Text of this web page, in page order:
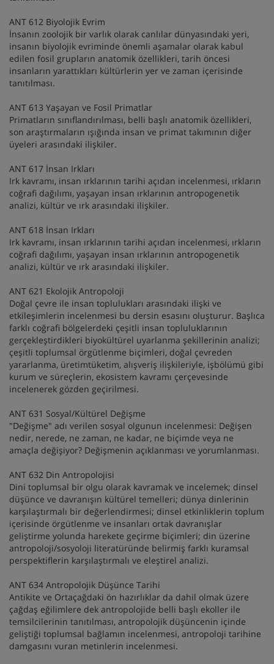
ANT 612 Biyolojik Evrim
İnsanın zoolojik bir varlık olarak canlılar dünyasındaki yeri,
insanın biyolojik evriminde önemli aşamalar olarak kabul
edilen fosil grupların anatomik özellikleri, tarih öncesi
insanların yarattıkları kültürlerin yer ve zaman içerisinde
tanıtılması.
ANT 613 Yaşayan ve Fosil Primatlar
Primatların sınıflandırılması, belli başlı anatomik özellikleri,
son araştırmaların ışığında insan ve primat takımının diğer
üyeleri arasındaki ilişkiler.
ANT 617 İnsan Irkları
Irk kavramı, insan ırklarının tarihi açıdan incelenmesi, ırkların
coğrafi dağılımı, yaşayan insan ırklarının antropogenetik
analizi, kültür ve ırk arasındaki ilişkiler.
ANT 618 İnsan Irkları
Irk kavramı, insan ırklarının tarihi açıdan incelenmesi, ırkların
coğrafi dağılımı, yaşayan insan ırklarının antropogenetik
analizi, kültür ve ırk arasındaki ilişkiler.
ANT 621 Ekolojik Antropoloji
Doğal çevre ile insan toplulukları arasındaki ilişki ve
etkileşimlerin incelenmesi bu dersin esasını oluşturur. Başlıca
farklı coğrafi bölgelerdeki çeşitli insan topluluklarının
gerçekleştirdikleri biyokültürel uyarlanma şekillerinin analizi;
çeşitli toplumsal örgütlenme biçimleri, doğal çevreden
yararlanma, üretimtüketim, alışveriş ilişkileriyle, işbölümü gibi
kurum ve süreçlerin, ekosistem kavramı çerçevesinde
incelenerek gözden geçirilmesi.
ANT 631 Sosyal/Kültürel Değişme
"Değişme" adı verilen sosyal olgunun incelenmesi: Değişen
nedir, nerede, ne zaman, ne kadar, ne biçimde veya ne
amaçla değişiyor? Değişmenin açıklanması ve yorumlanması.
ANT 632 Din Antropolojisi
Dini toplumsal bir olgu olarak kavramak ve incelemek; dinsel
düşünce ve davranışın kültürel temelleri; dünya dinlerinin
karşılaştırmalı bir değerlendirmesi; dinsel etkinliklerin toplum
içerisinde örgütlenme ve insanları ortak davranışlar
geliştirme yolunda harekete geçirme biçimleri; din üzerine
antropoloji/sosyoloji literatüründe belirmiş farklı kuramsal
perspektiflerin karşılaştırmalı ve eleştirel analizi.
ANT 634 Antropolojik Düşünce Tarihi
Antikite ve Ortaçağdaki ön hazırlıklar da dahil olmak üzere
çağdaş eğilimlere dek antropolojide belli başlı ekoller ile
temsilcilerinin tanıtılması, antropolojik düşüncenin içinde
geliştiği toplumsal bağlamın incelenmesi, antropoloji tarihine
damgasını vuran metinlerin incelenmesi.